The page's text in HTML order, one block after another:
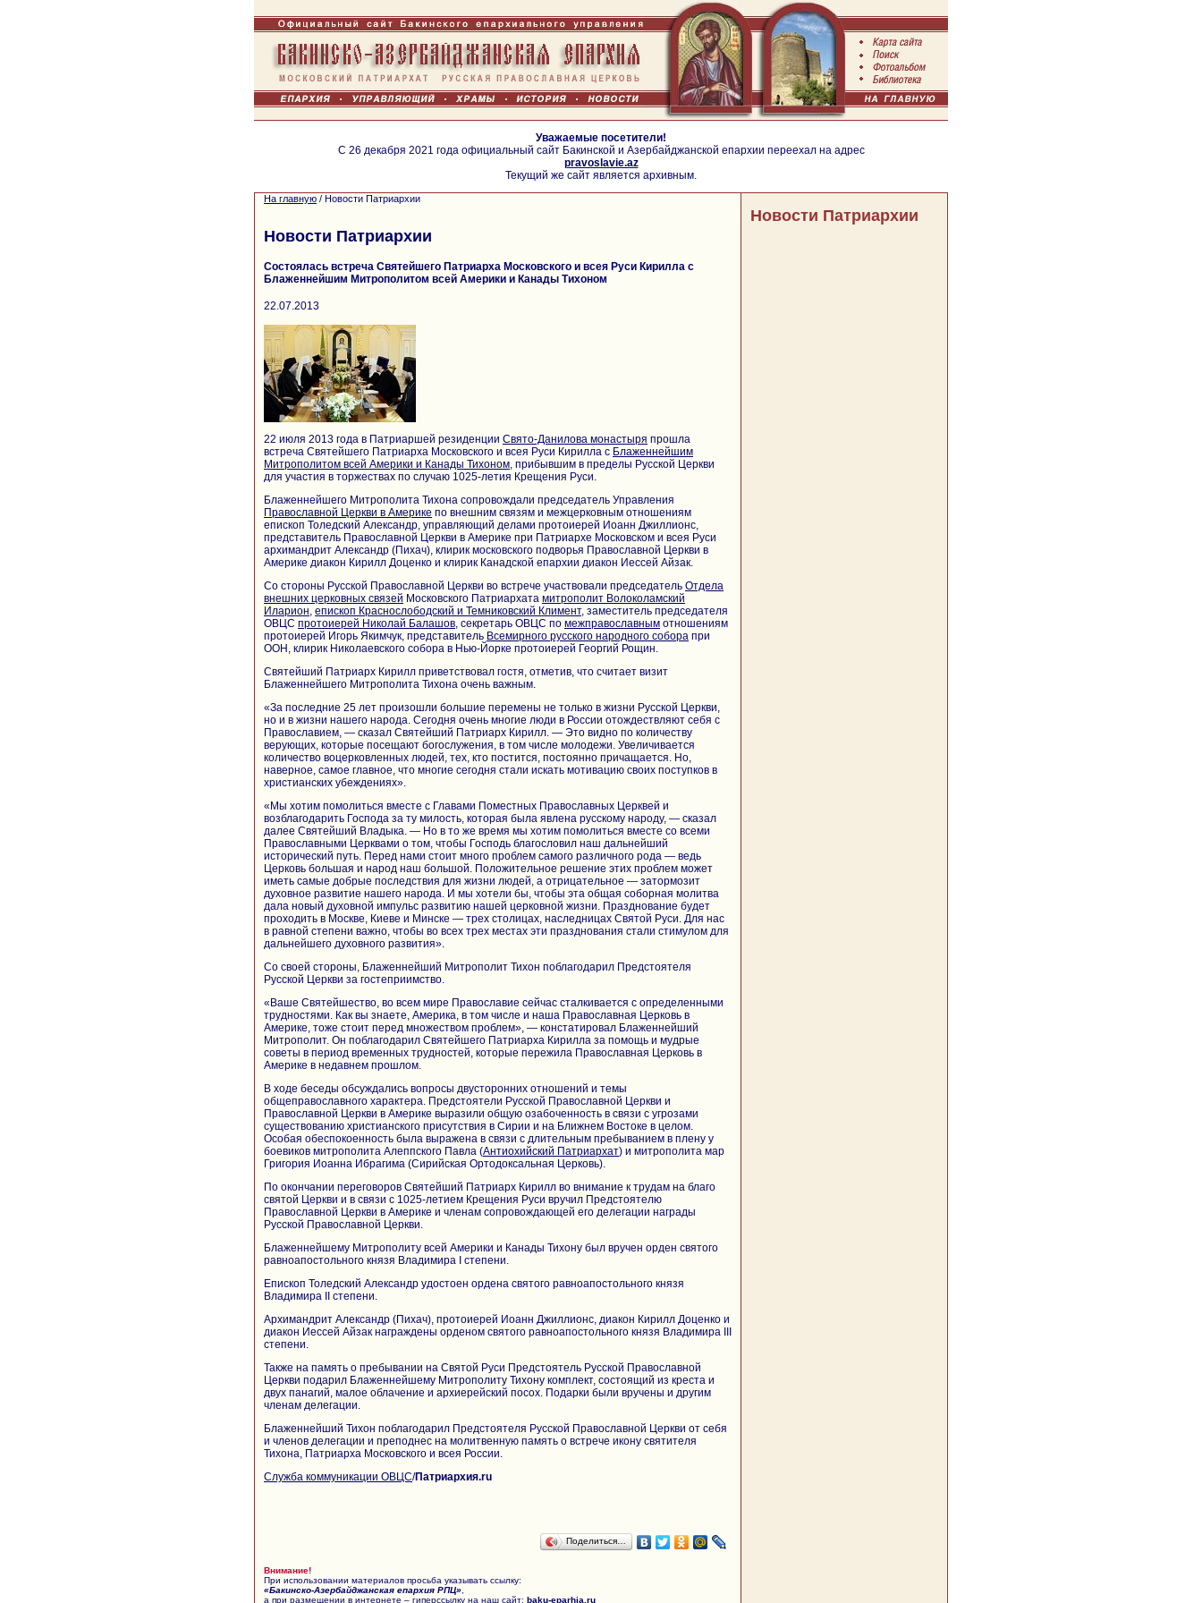
Уважаемые посетители!
С 26 декабря 2021 года официальный сайт Бакинской и Азербайджанской епархии переехал на адрес
pravoslavie.az
Текущий же сайт является архивным.
На главную / Новости Патриархии
Новости Патриархии
Состоялась встреча Святейшего Патриарха Московского и всея Руси Кирилла с
Блаженнейшим Митрополитом всей Америки и Канады Тихоном
22.07.2013
22 июля 2013 года в Патриаршей резиденции Свято-Данилова монастыря прошла
встреча Святейшего Патриарха Московского и всея Руси Кирилла с Блаженнейшим
Митрополитом всей Америки и Канады Тихоном, прибывшим в пределы Русской Церкви
для участия в торжествах по случаю 1025-летия Крещения Руси.
Блаженнейшего Митрополита Тихона сопровождали председатель Управления
Православной Церкви в Америке по внешним связям и межцерковным отношениям
епископ Толедский Александр, управляющий делами протоиерей Иоанн Джиллионс,
представитель Православной Церкви в Америке при Патриархе Московском и всея Руси
архимандрит Александр (Пихач), клирик московского подворья Православной Церкви в
Америке диакон Кирилл Доценко и клирик Канадской епархии диакон Иессей Айзак.
Со стороны Русской Православной Церкви во встрече участвовали председатель Отдела
внешних церковных связей Московского Патриархата митрополит Волоколамский
Иларион, епископ Краснослободский и Темниковский Климент, заместитель председателя
ОВЦС протоиерей Николай Балашов, секретарь ОВЦС по межправославным отношениям
протоиерей Игорь Якимчук, представитель Всемирного русского народного собора при
ООН, клирик Николаевского собора в Нью-Йорке протоиерей Георгий Рощин.
Святейший Патриарх Кирилл приветствовал гостя, отметив, что считает визит
Блаженнейшего Митрополита Тихона очень важным.
«За последние 25 лет произошли большие перемены не только в жизни Русской Церкви,
но и в жизни нашего народа. Сегодня очень многие люди в России отождествляют себя с
Православием, — сказал Святейший Патриарх Кирилл. — Это видно по количеству
верующих, которые посещают богослужения, в том числе молодежи. Увеличивается
количество воцерковленных людей, тех, кто постится, постоянно причащается. Но,
наверное, самое главное, что многие сегодня стали искать мотивацию своих поступков в
христианских убеждениях».
«Мы хотим помолиться вместе с Главами Поместных Православных Церквей и
возблагодарить Господа за ту милость, которая была явлена русскому народу, — сказал
далее Святейший Владыка. — Но в то же время мы хотим помолиться вместе со всеми
Православными Церквами о том, чтобы Господь благословил наш дальнейший
исторический путь. Перед нами стоит много проблем самого различного рода — ведь
Церковь большая и народ наш большой. Положительное решение этих проблем может
иметь самые добрые последствия для жизни людей, а отрицательное — затормозит
духовное развитие нашего народа. И мы хотели бы, чтобы эта общая соборная молитва
дала новый духовной импульс развитию нашей церковной жизни. Празднование будет
проходить в Москве, Киеве и Минске — трех столицах, наследницах Святой Руси. Для нас
в равной степени важно, чтобы во всех трех местах эти празднования стали стимулом для
дальнейшего духовного развития».
Со своей стороны, Блаженнейший Митрополит Тихон поблагодарил Предстоятеля
Русской Церкви за гостеприимство.
«Ваше Святейшество, во всем мире Православие сейчас сталкивается с определенными
трудностями. Как вы знаете, Америка, в том числе и наша Православная Церковь в
Америке, тоже стоит перед множеством проблем», — констатировал Блаженнейший
Митрополит. Он поблагодарил Святейшего Патриарха Кирилла за помощь и мудрые
советы в период временных трудностей, которые пережила Православная Церковь в
Америке в недавнем прошлом.
В ходе беседы обсуждались вопросы двусторонних отношений и темы
общеправославного характера. Предстоятели Русской Православной Церкви и
Православной Церкви в Америке выразили общую озабоченность в связи с угрозами
существованию христианского присутствия в Сирии и на Ближнем Востоке в целом.
Особая обеспокоенность была выражена в связи с длительным пребыванием в плену у
боевиков митрополита Алеппского Павла (Антиохийский Патриархат) и митрополита мар
Григория Иоанна Ибрагима (Сирийская Ортодоксальная Церковь).
По окончании переговоров Святейший Патриарх Кирилл во внимание к трудам на благо
святой Церкви и в связи с 1025-летием Крещения Руси вручил Предстоятелю
Православной Церкви в Америке и членам сопровождающей его делегации награды
Русской Православной Церкви.
Блаженнейшему Митрополиту всей Америки и Канады Тихону был вручен орден святого
равноапостольного князя Владимира I степени.
Епископ Толедский Александр удостоен ордена святого равноапостольного князя
Владимира II степени.
Архимандрит Александр (Пихач), протоиерей Иоанн Джиллионс, диакон Кирилл Доценко и
диакон Иессей Айзак награждены орденом святого равноапостольного князя Владимира III
степени.
Также на память о пребывании на Святой Руси Предстоятель Русской Православной
Церкви подарил Блаженнейшему Митрополиту Тихону комплект, состоящий из креста и
двух панагий, малое облачение и архиерейский посох. Подарки были вручены и другим
членам делегации.
Блаженнейший Тихон поблагодарил Предстоятеля Русской Православной Церкви от себя
и членов делегации и преподнес на молитвенную память о встрече икону святителя
Тихона, Патриарха Московского и всея России.
Служба коммуникации ОВЦС/Патриархия.ru
Поделиться…
Внимание!
При использовании материалов просьба указывать ссылку:
«Бакинско-Азербайджанская епархия РПЦ»
а при размещении в интернете – гиперссылку на наш сайт: baku-eparhia.ru
Новости Патриархии